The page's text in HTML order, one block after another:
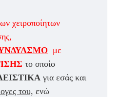
χειροποίητων
με
το οποίο
για εσάς και
του, ενώ